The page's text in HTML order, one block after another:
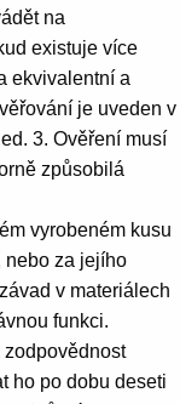
na
existuje více
ekvivalentní a
je uveden v
3. Ověření musí
způsobilá
vyrobeném kusu
nebo za jejího
v materiálech
funkci.
zodpovědnost
ho po dobu deseti